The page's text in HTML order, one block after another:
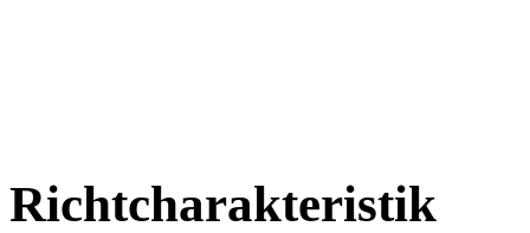
Richtcharakteristik